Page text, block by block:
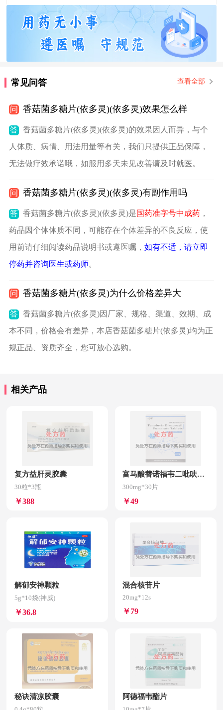
常见问答 查看全部
问 香菇菌多糖片(依多灵)(依多灵)效果怎么样
答 香菇菌多糖片(依多灵)(依多灵)的效果因人而异，与个
人体质、病情、用法用量等有关，我们只提供正品保障，
无法做疗效承诺哦，如服用多天未见改善请及时就医。
问 香菇菌多糖片(依多灵)(依多灵)有副作用吗
答 香菇菌多糖片(依多灵)(依多灵)是国药准字号中成药，
药品因个体体质不同，可能存在个体差异的不良反应，使
用前请仔细阅读药品说明书或遵医嘱， 如有不适，请立即
停药并咨询医生或药师。
问 香菇菌多糖片(依多灵)为什么价格差异大
答 香菇菌多糖片(依多灵)因厂家、规格、渠道、效期、成
本不同，价格会有差异，本店香菇菌多糖片(依多灵)均为正
规正品、资质齐全，您可放心选购。
相关产品
复方益肝灵胶囊
30粒*3瓶
￥388
富马酸替诺福韦二吡呋酯片
300mg*30片
￥49
解郁安神颗粒
5g*10袋(神威)
￥36.8
混合核苷片
20mg*12s
￥79
秘诀清凉胶囊 阿德福韦酯片